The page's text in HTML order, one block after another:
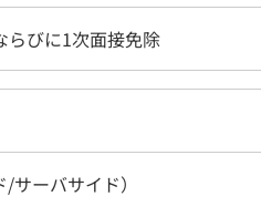
らびに1次面接免除
ーバサイド）